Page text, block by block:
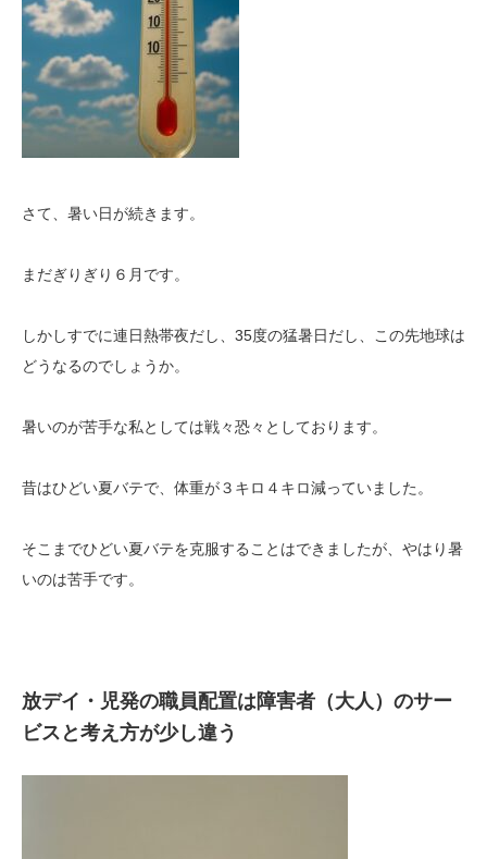
さて、暑い日が続きます。
まだぎりぎり６月です。
しかしすでに連日熱帯夜だし、35度の猛暑日だし、この先地球は
どうなるのでしょうか。
暑いのが苦手な私としては戦々恐々としております。
昔はひどい夏バテで、体重が３キロ４キロ減っていました。
そこまでひどい夏バテを克服することはできましたが、やはり暑
いのは苦手です。
放デイ・児発の職員配置は障害者（大人）のサー
ビスと考え方が少し違う